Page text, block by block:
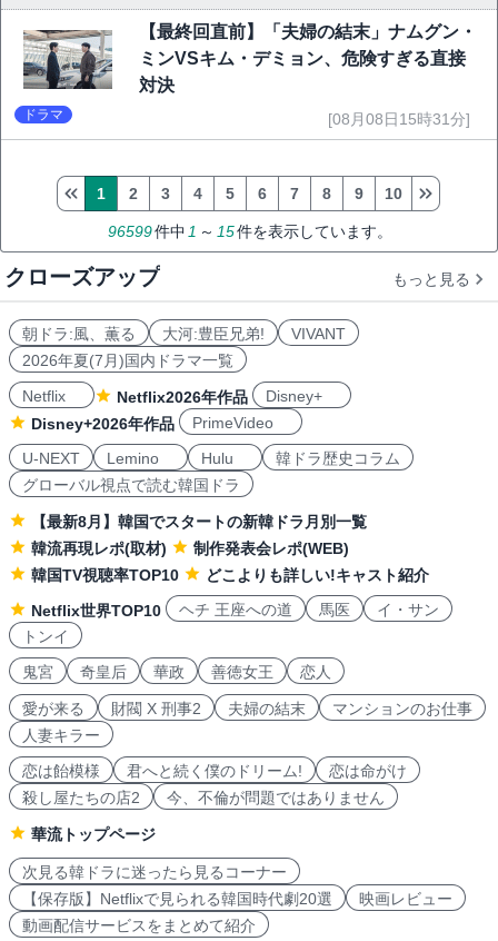
【最終回直前】「夫婦の結末」ナムグン・
ミンVSキム・デミョン、危険すぎる直接
対決
ドラマ [08月08日15時31分]
96599件中1 ～ 15件を表示しています。
1 2 3 4 5 6 7 8 9 10
クローズアップ もっと見る
朝ドラ:風、薫る 大河:豊臣兄弟!
VIVANT
2026年夏(7月)国内ドラマ一覧
Netflix
Netflix2026年作品
Disney+
Disney+2026年作品
PrimeVideo
U-NEXT
Lemino Hulu
韓ドラ歴史コラム
グローバル視点で読む韓国ドラ
【最新8月】韓国でスタートの新韓ドラ月別一覧
韓流再現レポ(取材)
制作発表会レポ(WEB)
韓国TV視聴率TOP10
どこよりも詳しい!キャスト紹介
Netflix世界TOP10
ヘチ 王座への道 馬医
イ・サン
トンイ
鬼宮
奇皇后 華政 善徳女王 恋人
愛が来る 財閥 X 刑事2 夫婦の結末
マンションのお仕事
人妻キラー
恋は飴模様
君へと続く僕のドリーム!
恋は命がけ
殺し屋たちの店2
今、不倫が問題ではありません
華流トップページ
次見る韓ドラに迷ったら見るコーナー
【保存版】Netflixで見られる韓国時代劇20選
映画レビュー
動画配信サービスをまとめて紹介